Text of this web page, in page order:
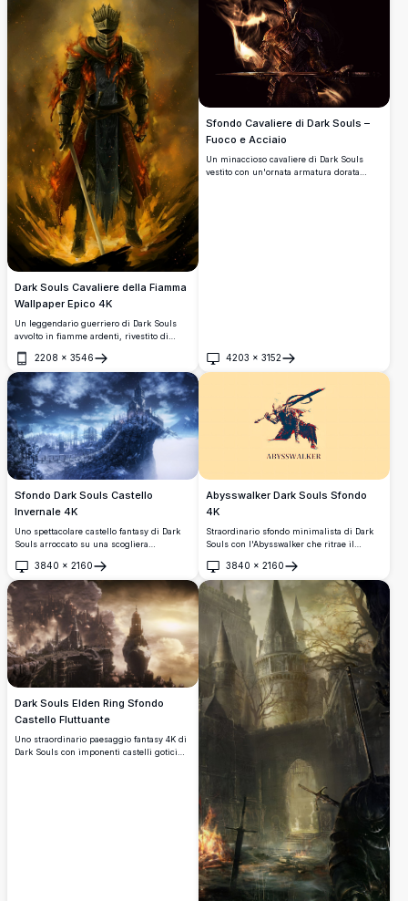
Dark Souls Cavaliere della Fiamma
Wallpaper Epico 4K
Un leggendario guerriero di Dark Souls
avvolto in fiamme ardenti, rivestito di
una spada lucente. Questa straordinaria
opera d'arte digitale 4K cattura potenza
bruta, oscurità e fantasy epico in dettagli
mozzafiato.
2208 × 3546
Apri
Sfondo Cavaliere di Dark Souls –
Fuoco e Acciaio
Un minaccioso cavaliere di Dark Souls
vestito con un'ornata armatura dorata
4203 × 3152
Apri
Sfondo Dark Souls Castello
Invernale 4K
Uno spettacolare castello fantasy di Dark
Souls arroccato su una scogliera
sotto un cielo stellato di notte invernale.
Montagne innevate e architettura gotica
creano una scena epica e suggestiva.
3840 × 2160
Apri
Abysswalker Dark Souls Sfondo
4K
Straordinario sfondo minimalista di Dark
Souls con l'Abysswalker che ritrae il
combattimento. I toni rosso acceso e scuri
contrastano con uno sfondo color crema
caldo, perfetto per gli appassionati di
videogiochi e i fan.
3840 × 2160
Apri
Dark Souls Elden Ring Sfondo
Castello Fluttuante
Uno straordinario paesaggio fantasy 4K di
Dark Souls con imponenti castelli gotici